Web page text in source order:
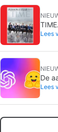
Lees
De
Lees